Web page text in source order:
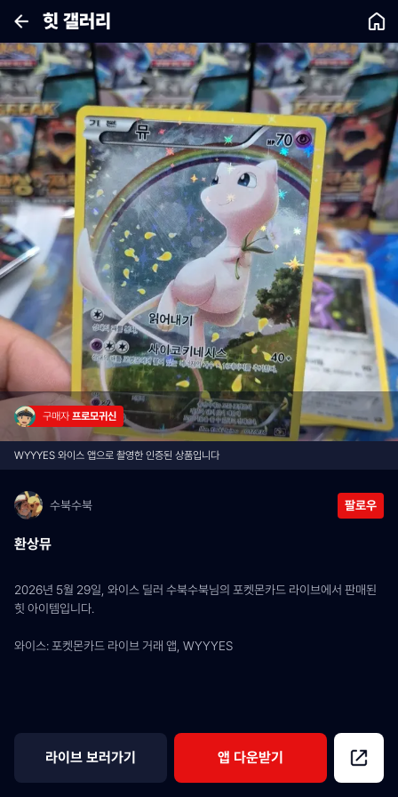
힛 갤러리
구매자 프로모귀신
WYYYES 와이스 앱으로 촬영한 인증된 상품입니다
수북수북 팔로우
환상뮤
2026년 5월 29일, 와이스 딜러 수북수북님의 포켓몬카드 라이브에서 판매된
힛 아이템입니다.
와이스: 포켓몬카드 라이브 거래 앱, WYYYES
라이브 보러가기 앱 다운받기